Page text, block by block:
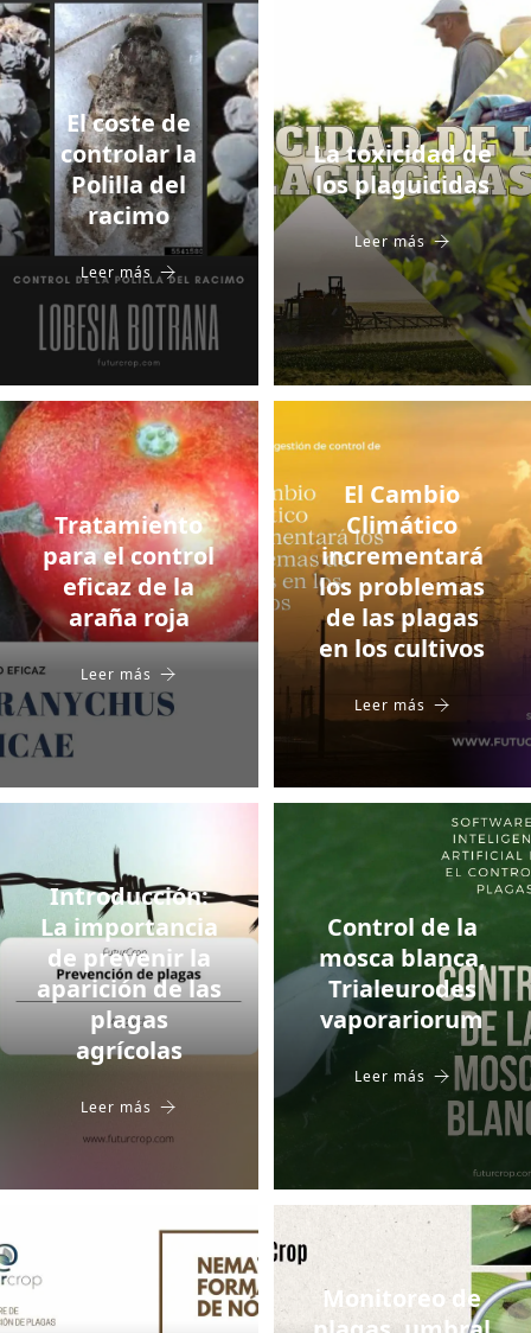
El coste de
controlar la
Polilla del
racimo
Leer más
La toxicidad de
los plaguicidas
Leer más
Tratamiento
para el control
eficaz de la
araña roja
Leer más
El Cambio
Climático
incrementará
los problemas
de las plagas
en los cultivos
Leer más
Introducción:
La importancia
de prevenir la
aparición de las
plagas
agrícolas
Leer más
Control de la
mosca blanca,
Trialeurodes
vaporariorum
Leer más
Monitoreo de